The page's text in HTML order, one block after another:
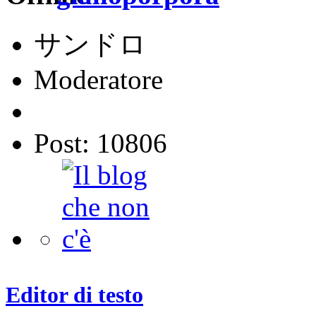
サンドロ
Moderatore
Post: 10806
Editor di testo